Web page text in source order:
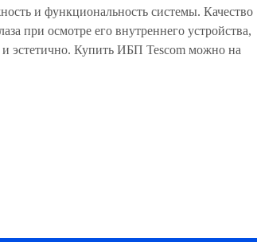
и функциональность системы. Качество
при осмотре его внутреннего устройства,
эстетично. Купить ИБП Tescom можно на